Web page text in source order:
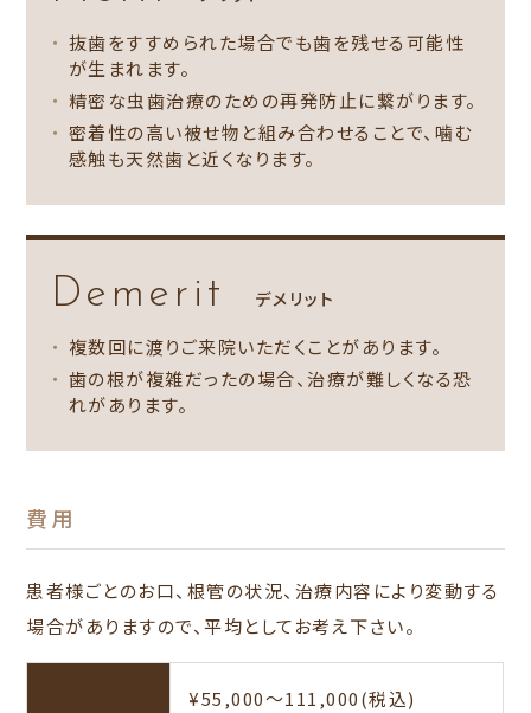
抜歯をすすめられた場合でも歯を残せる可能性
が生まれます。
精密な虫歯治療のための再発防止に繋がります。
密着性の高い被せ物と組み合わせることで、噛む
感触も天然歯と近くなります。
Demerit デメリット
複数回に渡りご来院いただくことがあります。
歯の根が複雑だったの場合、治療が難しくなる恐
れがあります。
費用
患者様ごとのお口、根管の状況、治療内容により変動する
場合がありますので、平均としてお考え下さい。
¥55,000～111,000(税込)